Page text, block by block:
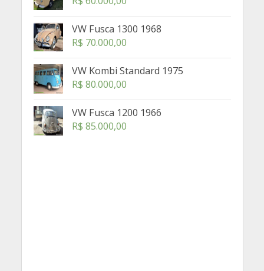
VW Fusca 1300 1968
R$ 70.000,00
VW Kombi Standard 1975
R$ 80.000,00
VW Fusca 1200 1966
R$ 85.000,00